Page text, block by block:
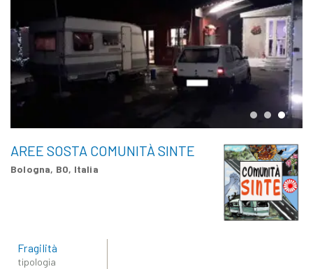
AREE SOSTA COMUNITÀ SINTE
Bologna, BO, Italia
Fragilità
tipologia